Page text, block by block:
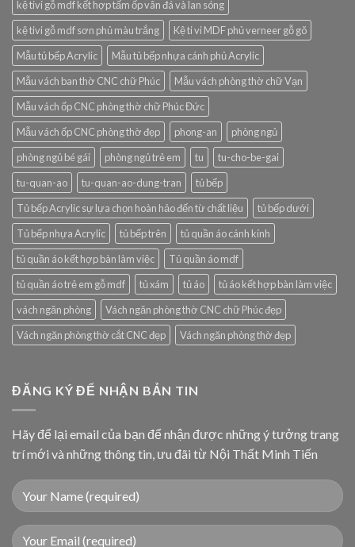
kệ tivi gỗ mdf kết hợp tấm ốp vân đá và lan sóng
kệ tivi gỗ mdf sơn phủ màu trắng
Kệ ti vi MDF phủ verneer gỗ gõ
Mẫu tủ bếp Acrylic
Mẫu tủ bếp nhựa cánh phủ Acrylic
Mẫu vách ban thờ CNC chữ Phúc
Mẫu vách phòng thờ chữ Vạn
Mẫu vách ốp CNC phòng thờ chữ Phúc Đức
Mẫu vách ốp CNC phòng thờ đẹp
phong-an
phòng ngủ
phòng ngủ bé gái
phòng ngủ trẻ em tu
tu-cho-be-gai
tu-quan-ao
tu-quan-ao-dung-tran
tủ bếp
Tủ bếp Acrylic sự lựa chọn hoàn hảo đến từ chất liệu
tủ bếp dưới
Tủ bếp nhựa Acrylic
tủ bếp trên
tủ quần áo cánh kính
tủ quần áo kết hợp bàn làm việc
Tủ quần áo mdf
tủ quần áo trẻ em gỗ mdf
tủ xám tủ áo
tủ áo kết hợp bàn làm việc
vách ngăn phòng
Vách ngăn phòng thờ CNC chữ Phúc đẹp
Vách ngăn phòng thờ cắt CNC đẹp
Vách ngăn phòng thờ đẹp
ĐĂNG KÝ ĐỂ NHẬN BẢN TIN
Hãy để lại email của bạn để nhận được những ý tưởng trang
trí mới và những thông tin, ưu đãi từ Nội Thất Minh Tiến